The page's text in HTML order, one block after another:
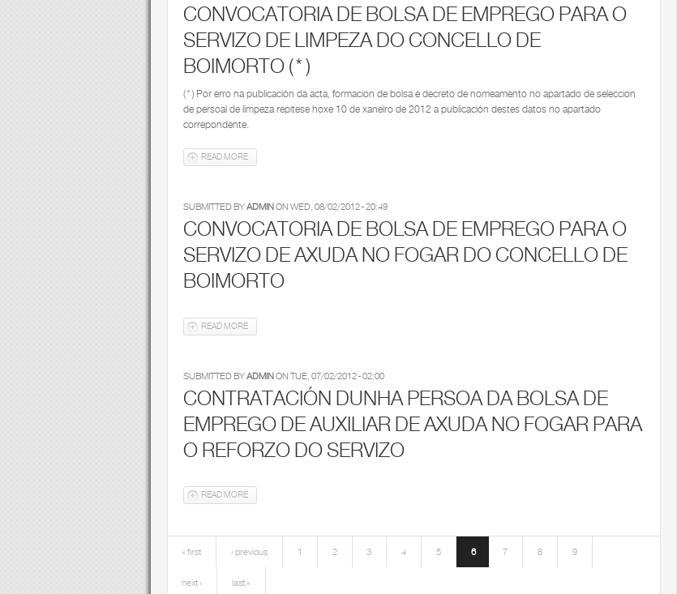
CONVOCATORIA DE BOLSA DE EMPREGO PARA O
SERVIZO DE LIMPEZA DO CONCELLO DE
BOIMORTO (*)
(*) Por erro na publicación da acta, formacion de bolsa e decreto de nomeamento no apartado de seleccion
de persoal de limpeza repitese hoxe 10 de xaneiro de 2012 a publicación destes datos no apartado
correpondente.
READ MORE
SUBMITTED BYADMINON WED, 08/02/2012 - 20:49
CONVOCATORIA DE BOLSA DE EMPREGO PARA O
SERVIZO DE AXUDA NO FOGAR DO CONCELLO DE
BOIMORTO
READ MORE
SUBMITTED BYADMINON TUE, 07/02/2012 - 02:00
CONTRATACIÓN DUNHA PERSOA DA BOLSA DE
EMPREGO DE AUXILIAR DE AXUDA NO FOGAR PARA
O REFORZO DO SERVIZO
READ MORE ABOUT CONTRATACIÓN DUNHA PERSOA DA BOLSA DE EMPREGO DE AUXILIAR DE AXUDA NO FOGAR PARA O
Pages
« first ‹ previous 1 2 3 4 5 6 7 8 9
next › last »